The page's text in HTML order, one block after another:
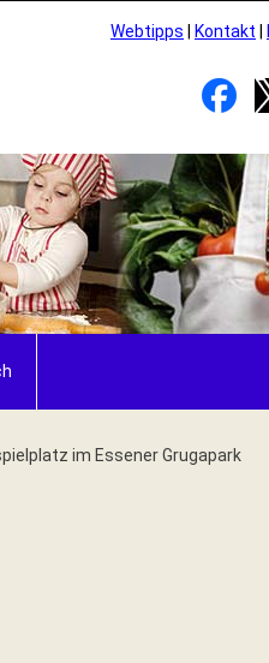
Webtipps Kontakt
im Essener Grugapark